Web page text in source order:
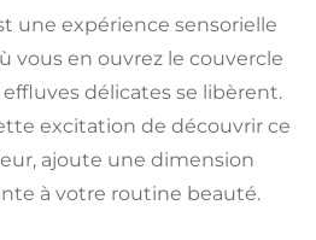
une expérience sensorielle
vous en ouvrez le couvercle
délicates se libèrent.
excitation de découvrir ce
ajoute une dimension
à votre routine beauté.